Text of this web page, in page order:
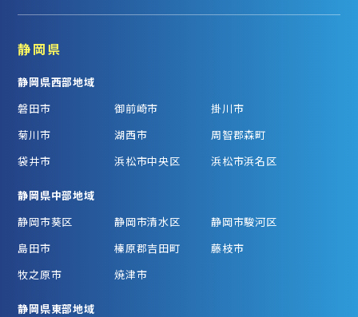
静岡県
静岡県西部地域
磐田市
御前崎市
掛川市
菊川市
湖西市
周智郡森町
袋井市
浜松市中央区 浜松市浜名区
静岡県中部地域
静岡市葵区
静岡市清水区
静岡市駿河区
島田市
榛原郡吉田町
藤枝市
牧之原市
焼津市
静岡県東部地域